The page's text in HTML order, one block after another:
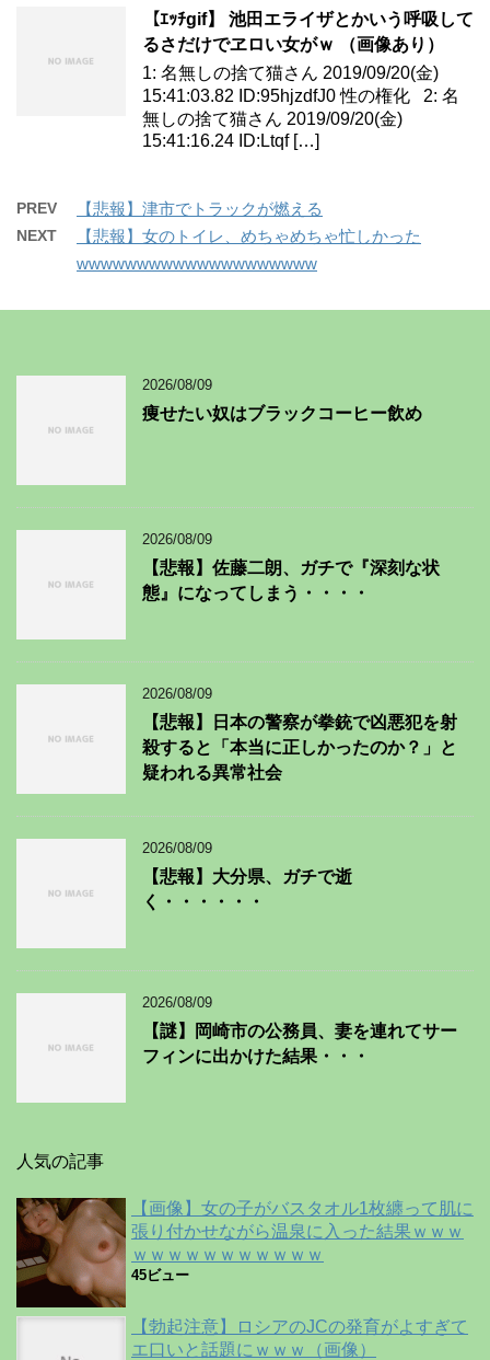
【ｴｯﾁgif】 池田エライザとかいう呼吸して
るさだけでヱロい女がｗ （画像あり）
1: 名無しの捨て猫さん 2019/09/20(金)
15:41:03.82 ID:95hjzdfJ0 性の権化 2: 名
無しの捨て猫さん 2019/09/20(金)
15:41:16.24 ID:Ltqf […]
PREV 【悲報】津市でトラックが燃える
NEXT
【悲報】女のトイレ、めちゃめちゃ忙しかった
wwwwwwwwwwwwwwwwwwww
2026/08/09
痩せたい奴はブラックコーヒー飲め
2026/08/09
【悲報】佐藤二朗、ガチで『深刻な状
態』になってしまう・・・・
2026/08/09
【悲報】日本の警察が拳銃で凶悪犯を射
殺すると「本当に正しかったのか？」と
疑われる異常社会
2026/08/09
【悲報】大分県、ガチで逝
く・・・・・・
2026/08/09
【謎】岡崎市の公務員、妻を連れてサー
フィンに出かけた結果・・・
人気の記事
【画像】女の子がバスタオル1枚纏って肌に
張り付かせながら温泉に入った結果ｗｗｗ
ｗｗｗｗｗｗｗｗｗｗｗ
45ビュー
【勃起注意】ロシアのJCの発育がよすぎて
エ口いと話題にｗｗｗ（画像）